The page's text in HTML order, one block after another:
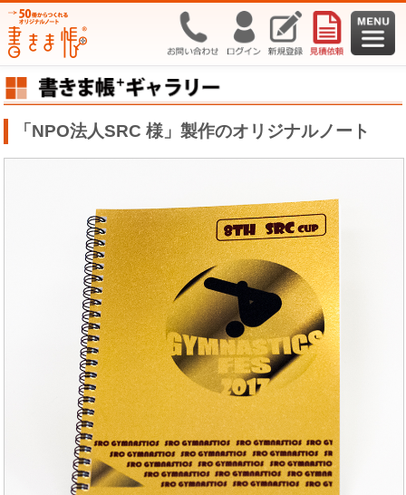
「NPO法人SRC 様」製作のオリジナルノート